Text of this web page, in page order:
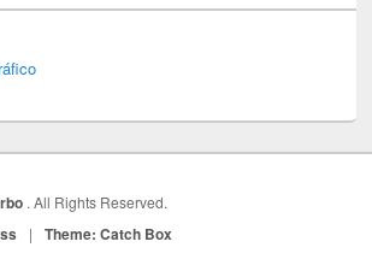
. All Rights Reserved.
| Theme: Catch Box